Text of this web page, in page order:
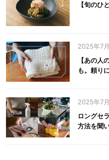
【旬のひ
2025年7
【あの人
も。頼り
2025年7
ロングセ
方法を聞